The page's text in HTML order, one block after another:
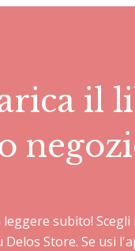
il
subito!
Store. Se usi